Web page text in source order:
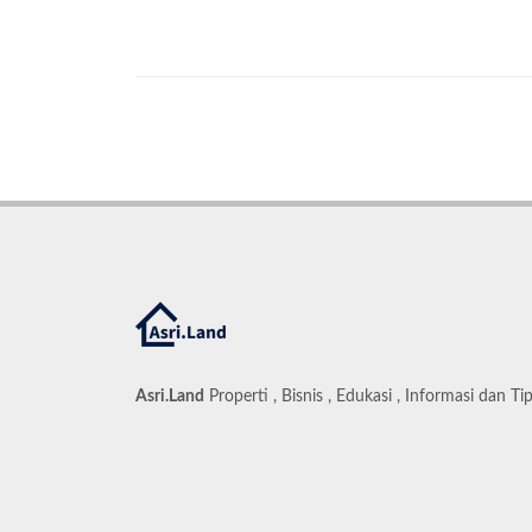
Asri.Land Properti , Bisnis , Edukasi , Informasi dan